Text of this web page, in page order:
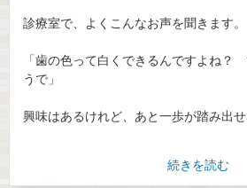
診療室で、よくこんなお声を聞きます。
「歯の色って白くできるんですよね？
うで」
興味はあるけれど、あと一歩が踏み出せ
続きを読む